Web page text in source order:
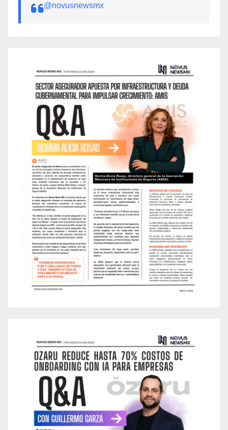
@novusnewsmx